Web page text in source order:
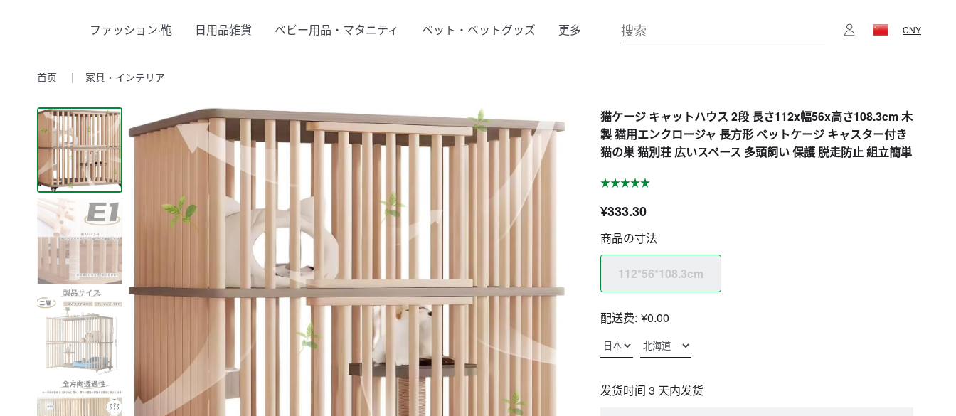
ファッション·鞄 日用品雑貨 ベビー用品・マタニティ ペット・ペットグッズ 更多 CNY
首页 家具・インテリア
猫ケージ キャットハウス 2段 長さ112x幅56x高さ108.3cm 木
製 猫用エンクロージャ 長方形 ペットケージ キャスター付き
猫の巣 猫別荘 広いスペース 多頭飼い 保護 脱走防止 組立簡単
¥333.30
商品の寸法
112*56*108.3cm
配送费: ¥0.00
发货时间 3 天内发货